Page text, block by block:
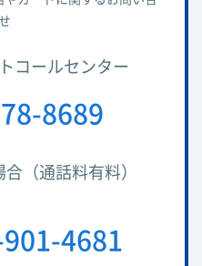
コールセンター
8689
（通話料有料）
4681